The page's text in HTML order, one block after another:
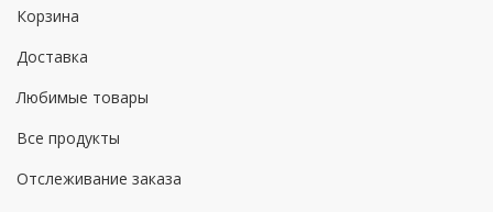
Корзина
Доставка
Любимые товары
Все продукты
Отслеживание заказа